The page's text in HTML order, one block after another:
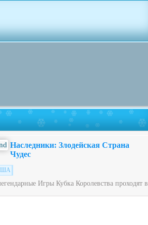
Наследники: Злодейская Страна
Чудес
Игры Кубка Королевства проходят в